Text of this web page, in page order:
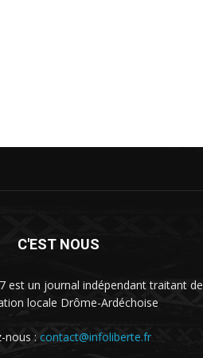
C'EST NOUS
est un journal indépendant traitant de
locale Drôme-Ardéchoise
nous : contact@infoliberte.fr